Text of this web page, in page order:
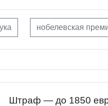
нобелевская
Штраф — до 1850